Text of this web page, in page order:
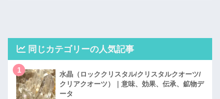
同じカテゴリーの人気記事
1
水晶（ロッククリスタル/クリスタルクオーツ/
クリアクオーツ）｜意味、効果、伝承、鉱物デ
ータ